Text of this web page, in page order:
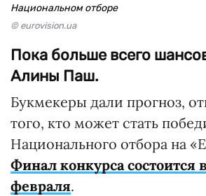
Национальном отборе
© eurovision.ua
Пока больше всего
Алины Паш.
Букмекеры дали прогноз,
того, кто может стать
Национального отбора на
Финал конкурса состоится
февраля.